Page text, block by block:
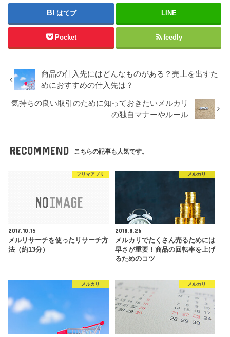
はてブ LINE
Pocket feedly
商品の仕入先にはどんなものがある？売上を出すた
めにおすすめの仕入先は？
気持ちの良い取引のために知っておきたいメルカリ
の独自マナーやルール
RECOMMEND こちらの記事も人気です。
フリマアプリ
2017.10.15
メルリサーチを使ったリサーチ方
法（約13分）
メルカリ
2018.8.26
メルカリでたくさん売るためには
早さが重要！商品の回転率を上げ
るためのコツ
メルカリ メルカリ